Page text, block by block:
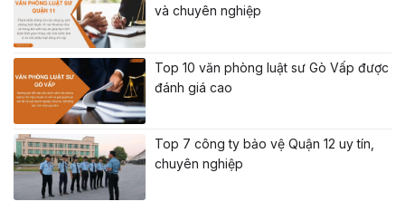
và chuyên nghiệp
Top 10 văn phòng luật sư Gò Vấp được
đánh giá cao
Top 7 công ty bảo vệ Quận 12 uy tín,
chuyên nghiệp